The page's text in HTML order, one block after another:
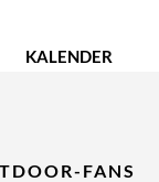
KALENDER
FANS